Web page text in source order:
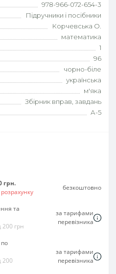
978-966-072-654-3
Підручники і посібники
Корчевська О.
математика
1
96
чорно-біле
українська
м'яка
Збірник вправ, завдань
А-5
грн.
безкоштовно
та
200 грн
за тарифами
перевізника
200
за тарифами
перевізника